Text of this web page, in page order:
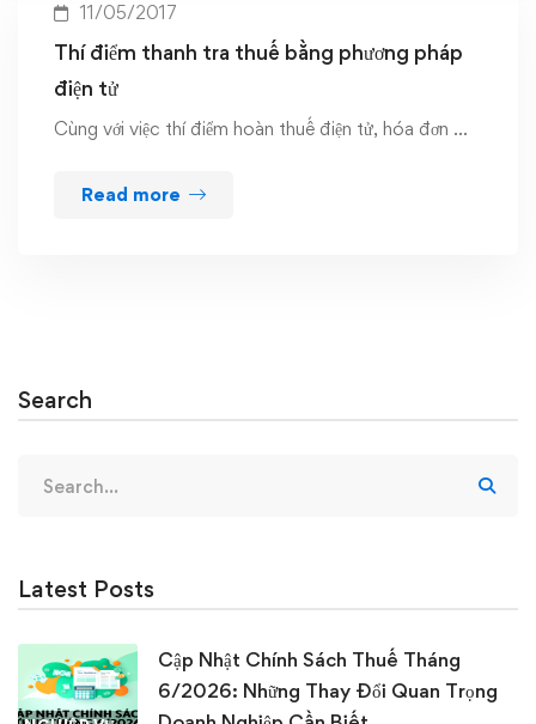
11/05/2017
Thí điểm thanh tra thuế bằng phương pháp
điện tử
Cùng với việc thí điểm hoàn thuế điện tử, hóa đơn …
Read more
Search
for:
Latest Posts
Cập Nhật Chính Sách Thuế Tháng
6/2026: Những Thay Đổi Quan Trọng